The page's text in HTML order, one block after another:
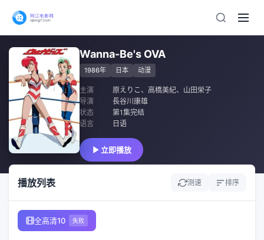
Wanna-Be's OVA
1986年 日本 动漫
主演 原えりこ 、 高橋美紀、 山田栄子
导演
長谷川康雄
状态
第1集完结
语言
日语
立即播放
播放列表 测速 排序
全高清10 失败